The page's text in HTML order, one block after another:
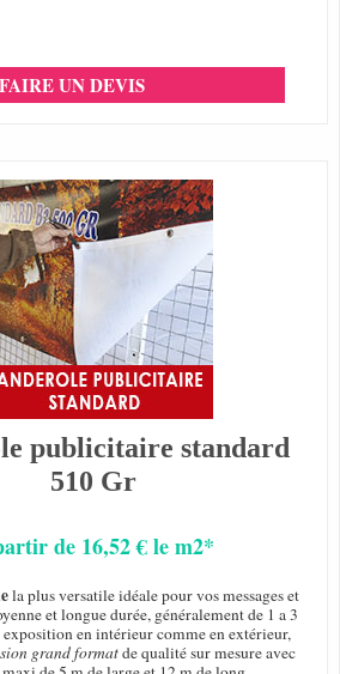
FAIRE UN DEVIS
publicitaire standard
510 Gr
de 16,52 € le m2*
la plus versatile idéale pour vos messages et
et longue durée, généralement de 1 a 3
exposition en intérieur comme en extérieur,
grand formatde qualité sur mesure avec